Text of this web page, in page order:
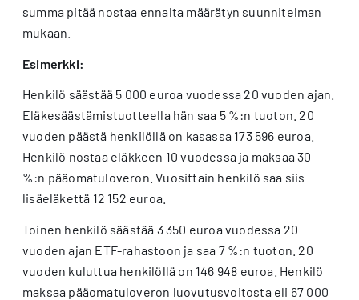
summa pitää nostaa ennalta määrätyn suunnitelman
mukaan.
Esimerkki:
Henkilö säästää 5 000 euroa vuodessa 20 vuoden ajan.
Eläkesäästämistuotteella hän saa 5 %:n tuoton. 20
vuoden päästä henkilöllä on kasassa 173 596 euroa.
Henkilö nostaa eläkkeen 10 vuodessa ja maksaa 30
%:n pääomatuloveron. Vuosittain henkilö saa siis
lisäeläkettä 12 152 euroa.
Toinen henkilö säästää 3 350 euroa vuodessa 20
vuoden ajan ETF-rahastoon ja saa 7 %:n tuoton. 20
vuoden kuluttua henkilöllä on 146 948 euroa. Henkilö
maksaa pääomatuloveron luovutusvoitosta eli 67 000